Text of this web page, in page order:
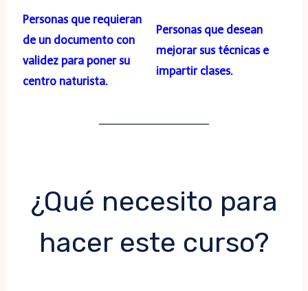
Personas que requieran
de un documento con
validez para poner su
centro naturista.
Personas que desean
mejorar sus técnicas e
impartir clases.
¿Qué necesito para
hacer este curso?